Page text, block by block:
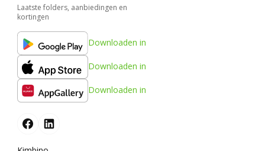
Laatste folders, aanbiedingen en
kortingen
Downloaden in
Downloaden in
Downloaden in